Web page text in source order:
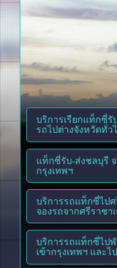
บริการเรียกแท็กซี่รั
รถไปต่างจังหวัดทั่ว
แท็กซี่รับ-ส่งชลบุรี
กรุงเทพฯ
บริการรถแท็กซี่ไป
จองรถจากศรีราชา
บริการรถแท็กซี่ไป
เข้ากรุงเทพฯ และไ